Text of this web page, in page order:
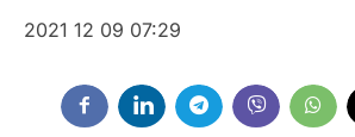
2021 12 09 07:29